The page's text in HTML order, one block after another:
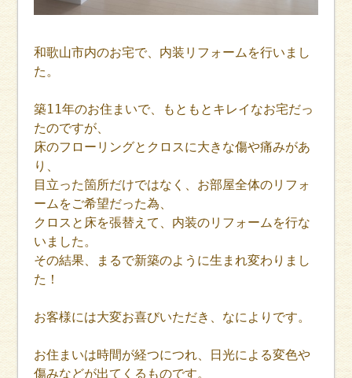
和歌山市内のお宅で、内装リフォームを行いまし
た。
築11年のお住まいで、もともとキレイなお宅だっ
たのですが、
床のフローリングとクロスに大きな傷や痛みがあ
り、
目立った箇所だけではなく、お部屋全体のリフォ
ームをご希望だった為、
クロスと床を張替えて、内装のリフォームを行な
いました。
その結果、まるで新築のように生まれ変わりまし
た！
お客様には大変お喜びいただき、なによりです。
お住まいは時間が経つにつれ、日光による変色や
傷みなどが出てくるものです。